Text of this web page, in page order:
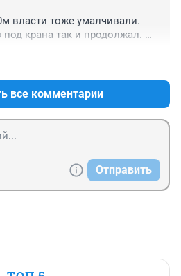
власти тоже умалчивали.
крана так и продолжал.
нормы. Видимо Уфа и
фенол фенол-уф
все комментарии
Отправить